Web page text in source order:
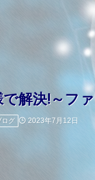
で解決!～フ
ログ 2023年7月12日